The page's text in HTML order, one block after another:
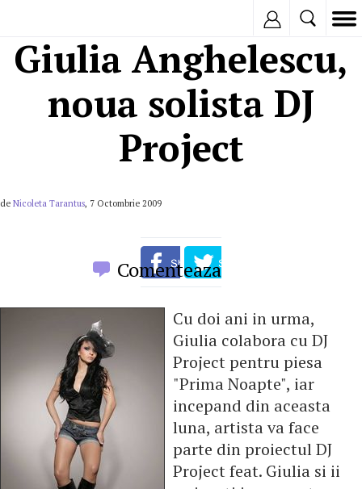
Giulia Anghelescu,
noua solista DJ
Project
de Nicoleta Tarantus, 7 Octombrie 2009
Comenteaza
Cu doi ani in urma,
Giulia colabora cu DJ
Project pentru piesa
"Prima Noapte", iar
incepand din aceasta
luna, artista va face
parte din proiectul DJ
Project feat. Giulia si ii